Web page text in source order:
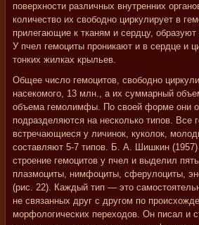
поверхности различных внутренних
количество их свободно циркулирует в
прилегающие к тканям и сердцу,
У пчел гемоциты проникают и в сердце и
тонких жилках крыльев.
Общее число гемоцитов, свободно
насекомого, 13 млн., а их суммарный
объема гемолимфы. По своей форме они
подразделяются на несколько типов. Все
встречающиеся у личинок, куколок,
составляют 5-7 типов. Б. А. Шишкин (1957)
строение гемоцитов у пчел и выделил
плазмоциты, нимфоциты, сферулоциты,
(рис. 22). Каждый тип — это
не связанных друг с другом по
морфологических переходов. Он писал и